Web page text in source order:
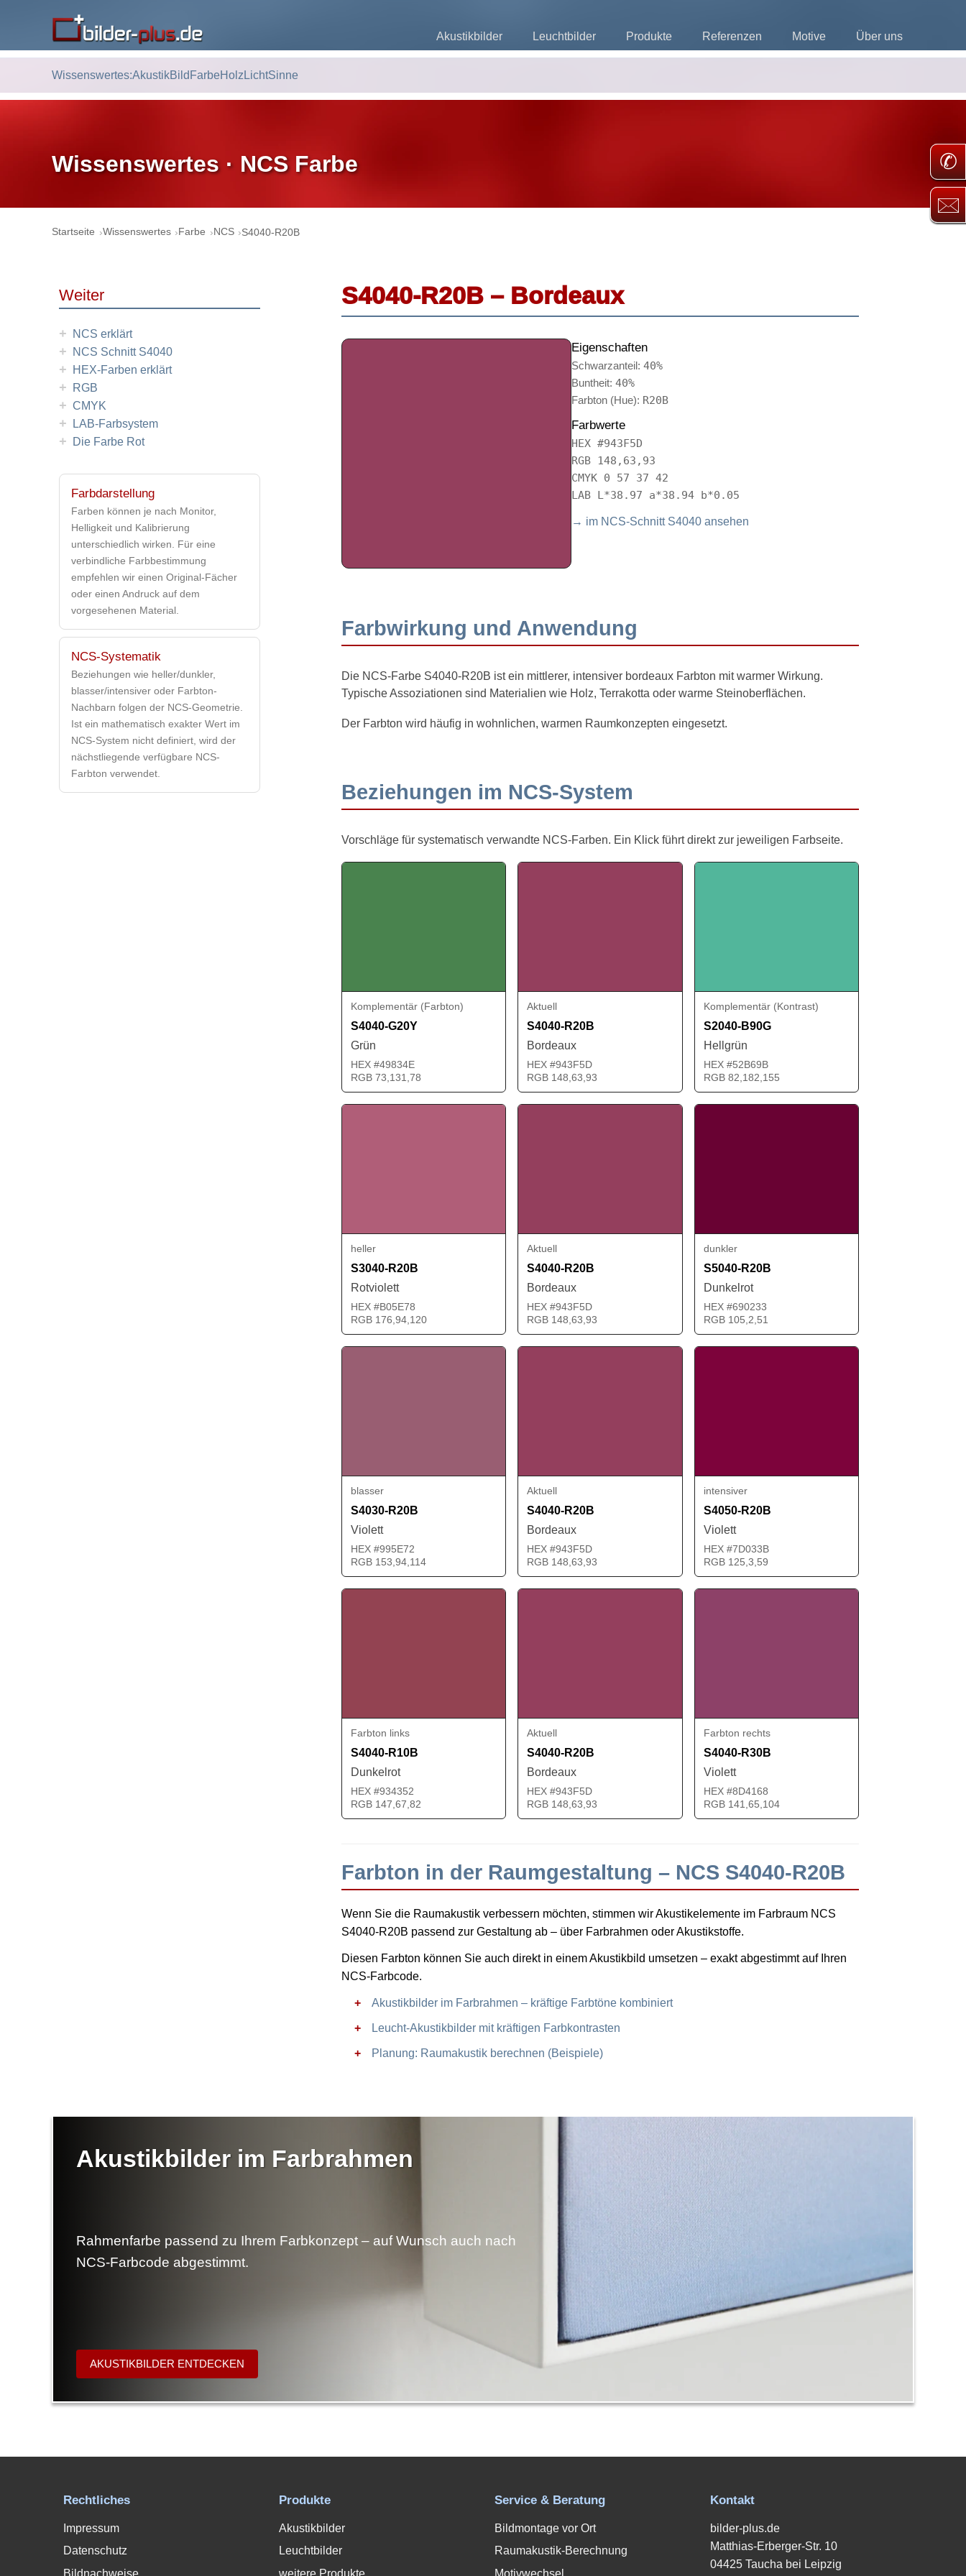
Akustikbilder Leuchtbilder Produkte Referenzen Motive Über uns
Wissenswertes:AkustikBild FarbeHolz LichtSinne
✆
🖂
Wissenswertes · NCS Farbe
Startseite Wissenswertes Farbe NCS S4040-R20B
S4040-R20B – Bordeaux
Eigenschaften
Schwarzanteil:40%
Buntheit:40%
Farbton (Hue): R20B
Farbwerte
HEX #943F5D
RGB 148,63,93
CMYK 0 57 37 42
LAB L*38.97 a*38.94 b*0.05
→ im NCS-Schnitt S4040 ansehen
Farbwirkung und Anwendung
Die NCS-Farbe S4040-R20B ist ein mittlerer, intensiver bordeaux Farbton mit warmer Wirkung.
Typische Assoziationen sind Materialien wie Holz, Terrakotta oder warme Steinoberflächen.
Der Farbton wird häufig in wohnlichen, warmen Raumkonzepten eingesetzt.
Beziehungen im NCS-System
Vorschläge für systematisch verwandte NCS-Farben. Ein Klick führt direkt zur jeweiligen Farbseite.
Komplementär (Farbton)
S4040-G20Y
Grün
HEX #49834E
RGB 73,131,78
Aktuell
S4040-R20B
Bordeaux
HEX #943F5D
RGB 148,63,93
Komplementär (Kontrast)
S2040-B90G
Hellgrün
HEX #52B69B
RGB 82,182,155
heller
S3040-R20B
Rotviolett
HEX #B05E78
RGB 176,94,120
Aktuell
S4040-R20B
Bordeaux
HEX #943F5D
RGB 148,63,93
dunkler
S5040-R20B
Dunkelrot
HEX #690233
RGB 105,2,51
blasser
S4030-R20B
Violett
HEX #995E72
RGB 153,94,114
Aktuell
S4040-R20B
Bordeaux
HEX #943F5D
RGB 148,63,93
intensiver
S4050-R20B
Violett
HEX #7D033B
RGB 125,3,59
Farbton links
S4040-R10B
Dunkelrot
HEX #934352
RGB 147,67,82
Aktuell
S4040-R20B
Bordeaux
HEX #943F5D
RGB 148,63,93
Farbton rechts
S4040-R30B
Violett
HEX #8D4168
RGB 141,65,104
Farbton in der Raumgestaltung – NCS S4040-R20B
Wenn Sie die Raumakustik verbessern möchten, stimmen wir Akustikelemente im Farbraum NCS
S4040-R20B passend zur Gestaltung ab – über Farbrahmen oder Akustikstoffe.
Diesen Farbton können Sie auch direkt in einem Akustikbild umsetzen – exakt abgestimmt auf Ihren
NCS-Farbcode.
Akustikbilder im Farbrahmen – kräftige Farbtöne kombiniert
Leucht-Akustikbilder mit kräftigen Farbkontrasten
Planung: Raumakustik berechnen (Beispiele)
Weiter
+ NCS erklärt
+ NCS Schnitt S4040
+ HEX-Farben erklärt
+ RGB
+ CMYK
+ LAB-Farbsystem
+ Die Farbe Rot
Farbdarstellung
Farben können je nach Monitor,
Helligkeit und Kalibrierung
unterschiedlich wirken. Für eine
verbindliche Farbbestimmung
empfehlen wir einen Original-Fächer
oder einen Andruck auf dem
vorgesehenen Material.
NCS-Systematik
Beziehungen wie heller/dunkler,
blasser/intensiver oder Farbton-
Nachbarn folgen der NCS-Geometrie.
Ist ein mathematisch exakter Wert im
NCS-System nicht definiert, wird der
nächstliegende verfügbare NCS-
Farbton verwendet.
Akustikbilder im Farbrahmen
Rahmenfarbe passend zu Ihrem Farbkonzept – auf Wunsch auch nach
NCS-Farbcode abgestimmt.
AKUSTIKBILDER ENTDECKEN
Rechtliches
Impressum
Datenschutz
Bildnachweise
Produkte
Akustikbilder
Leuchtbilder
weitere Produkte
Service & Beratung
Bildmontage vor Ort
Raumakustik-Berechnung
Motivwechsel
Kontakt
bilder-plus.de
Matthias-Erberger-Str. 10
04425 Taucha bei Leipzig